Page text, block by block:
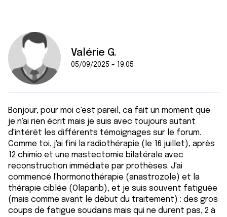
Valérie G.
05/09/2025 - 19:05
Bonjour, pour moi c'est pareil, ca fait un moment que
je n'ai rien écrit mais je suis avec toujours autant
d'intérêt les différents témoignages sur le forum.
Comme toi, j'ai fini la radiothérapie (le 16 juillet), après
12 chimio et une mastectomie bilatérale avec
reconstruction immédiate par prothèses. J'ai
commencé l'hormonothérapie (anastrozole) et la
thérapie ciblée (Olaparib), et je suis souvent fatiguée
(mais comme avant le début du traitement) : des gros
coups de fatigue soudains mais qui ne durent pas, 2 à